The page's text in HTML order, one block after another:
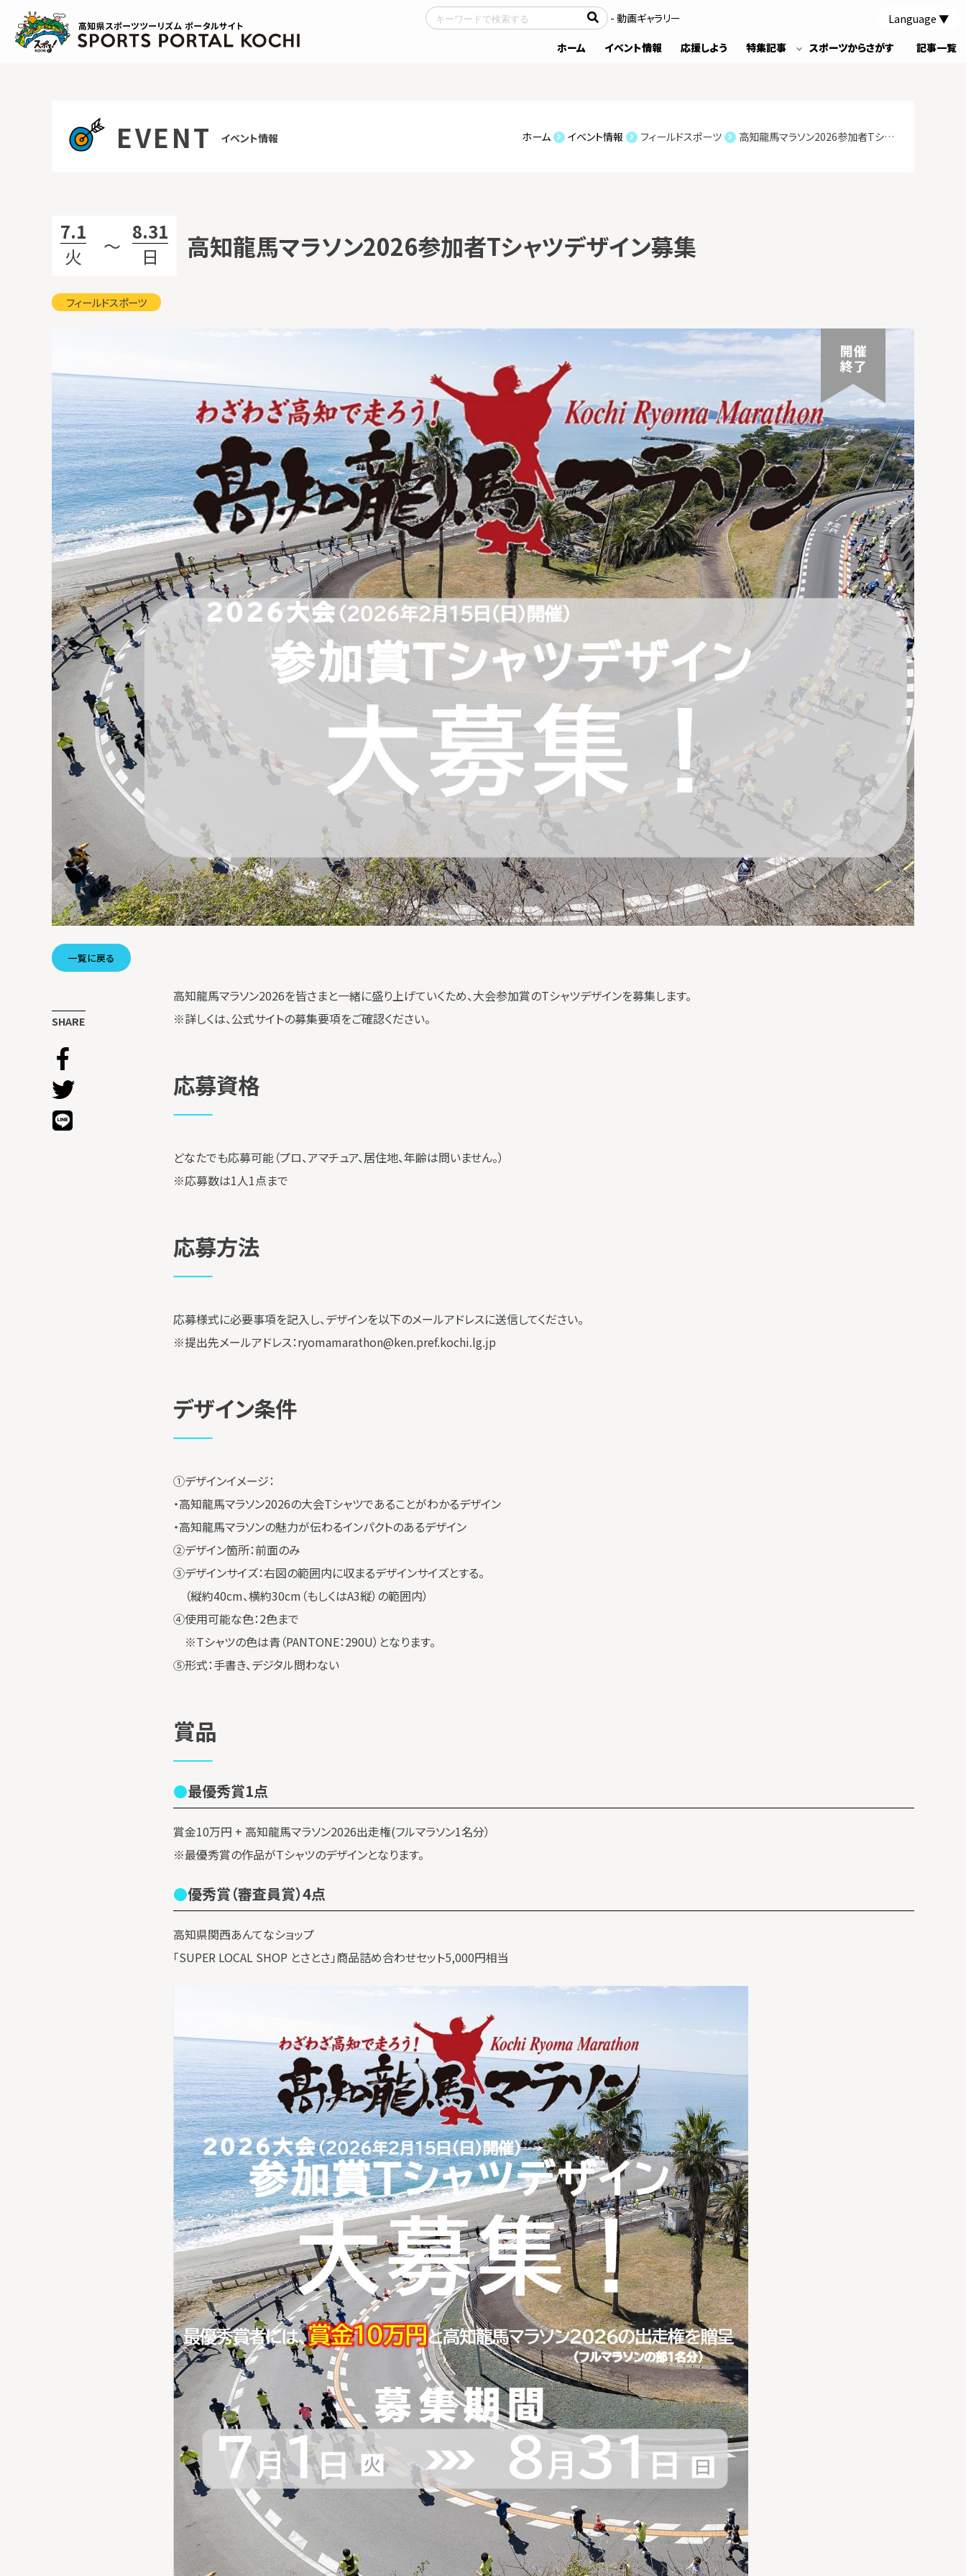
content
- サイトについて - 動画ギャラリー Language
ホーム イベント情報 応援しよう 特集記事 スポーツからさがす 記事一覧
EVENT イベント情報 ホーム イベント情報 フィールドスポーツ 高知龍馬マラソン2026参加者Tシャツデザイン募集
7.1
火
〜
8.31
日
高知龍馬マラソン2026参加者Tシャツデザイン募集
フィールドスポーツ
一覧に戻る
SHARE
高知龍馬マラソン2026を皆さまと一緒に盛り上げていくため、大会参加賞のTシャツデザインを募集します。
※詳しくは、公式サイトの募集要項をご確認ください。
応募資格
どなたでも応募可能（プロ、アマチュア、居住地、年齢は問いません。）
※応募数は1人1点まで
応募方法
応募様式に必要事項を記入し、デザインを以下のメールアドレスに送信してください。
※提出先メールアドレス：ryomamarathon@ken.pref.kochi.lg.jp
デザイン条件
①デザインイメージ：
・高知龍馬マラソン2026の大会Tシャツであることがわかるデザイン
・高知龍馬マラソンの魅力が伝わるインパクトのあるデザイン
②デザイン箇所：前面のみ
③デザインサイズ：右図の範囲内に収まるデザインサイズとする。
（縦約40cm、横約30cm（もしくはA3縦）の範囲内）
④使用可能な色：2色まで
※Tシャツの色は青（PANTONE：290U）となります。
⑤形式：手書き、デジタル問わない
賞品
最優秀賞1点
賞金10万円 + 高知龍馬マラソン2026出走権(フルマラソン1名分）
※最優秀賞の作品がTシャツのデザインとなります。
優秀賞（審査員賞）4点
高知県関西あんてなショップ
「SUPER LOCAL SHOP とさとさ」商品詰め合わせセット5,000円相当